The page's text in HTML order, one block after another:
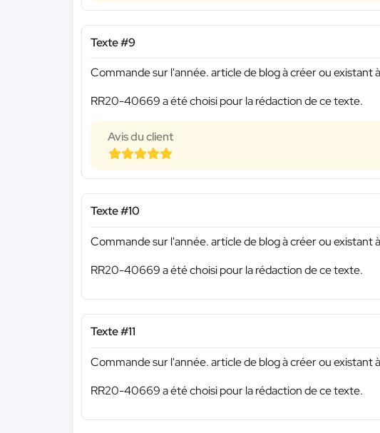
Texte #9
Commande sur l'année. article de blog à créer ou existant
RR20-40669 a été choisi pour la rédaction de ce texte.
Avis du client
Texte #10
Commande sur l'année. article de blog à créer ou existant
RR20-40669 a été choisi pour la rédaction de ce texte.
Texte #11
Commande sur l'année. article de blog à créer ou existant
RR20-40669 a été choisi pour la rédaction de ce texte.